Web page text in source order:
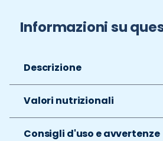
Informazioni su
Descrizione
Valori nutrizionali
Consigli d'uso e avvertenze